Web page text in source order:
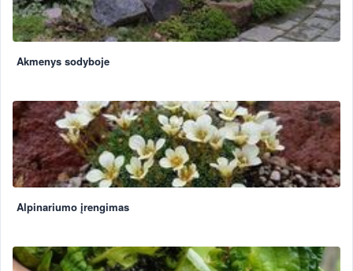
Akmenys sodyboje
Alpinariumo įrengimas